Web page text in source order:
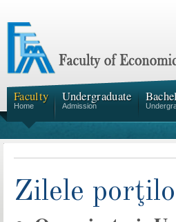
Faculty
Home
Undergraduate
Admission
Zilele